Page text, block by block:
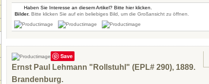
Haben Sie Interesse an diesem Artikel? Bitte hier klicken.
Bilder. Bitte klicken Sie auf ein beliebiges Bild, um die Großansicht zu öffnen.
Save
Ernst Paul Lehmann "Rollstuhl" (EPL# 290), 1889.
Brandenburg.